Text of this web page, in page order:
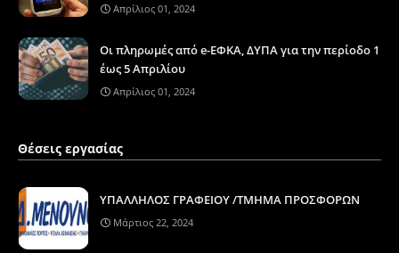
Απρίλιος 01, 2024
Οι πληρωμές από e-ΕΦΚΑ, ΔΥΠΑ για την περίοδο 1
έως 5 Απριλίου
Απρίλιος 01, 2024
Θέσεις εργασίας
ΥΠΑΛΛΗΛΟΣ ΓΡΑΦΕΙΟΥ /ΤΜΗΜΑ ΠΡΟΣΦΟΡΩΝ
Μάρτιος 22, 2024